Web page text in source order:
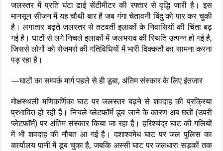
जलस्तर में प्रति घंटा ढाई सेंटीमीटर की रफ्तार से वृद्धि जारी है। इस
मानसून सीजन में यह चौथी बार है जब गंगा चेतावनी बिंदु को पार कर चुकी
है। लगातार बढ़ते जलस्तर से तटवर्ती इलाकों के निवासियों की चिंता बढ़
गई है। घाटों से लगे निचले इलाकों में जलभराव की स्थिति उत्पन्न हो गई है,
जिससे लोगों को रोजमर्रा की गतिविधियों में भारी दिक्कतों का सामना करना
पड़ रहा है।
—घाटों का सम्पर्क मार्ग पहले से ही डूबा, अंतिम संस्कार के लिए इंतजार
मोक्षस्थली मणिकर्णिका घाट पर जलस्तर बढ़ने से शवदाह की प्रक्रिया
प्रभावित हो रही है। निचले प्लेटफॉर्म डूब जाने के कारण अब छतों (उपरी
प्लेटफॉर्म) पर अंतिम संस्कार किया जा रहा है। हरिश्चंद्र घाट की गलियों
में भी शवदाह की नौबत आ गई है। दशाश्वमेध घाट पर जल पुलिस का
कार्यालय पानी में डूब चुका है, जबकि अस्सी घाट पर जलधारा सड़कों तक